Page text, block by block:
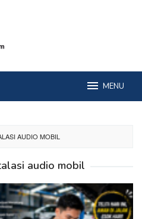
MENU
AUDIO MOBIL
audio mobil